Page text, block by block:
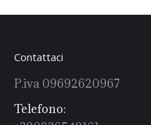
Contattaci
P.iva 09692620967
Telefono: